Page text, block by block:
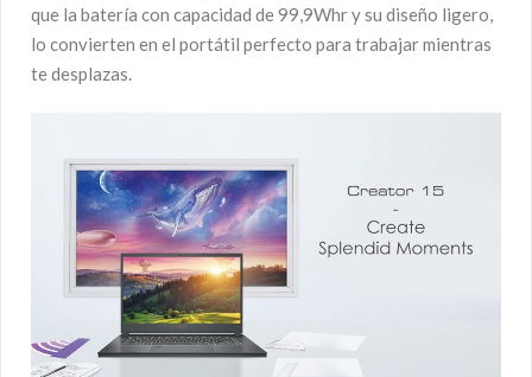
que la batería con capacidad de 99,9Whr y su diseño ligero,
lo convierten en el portátil perfecto para trabajar mientras
te desplazas.